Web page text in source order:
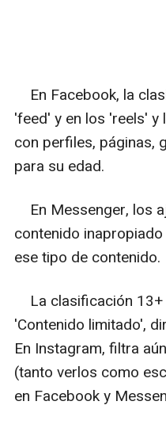
En Facebook, la
'feed' y en los 'reels'
con perfiles, páginas,
para su edad.
En Messenger, los
contenido
ese tipo de contenido.
La clasificación 13+
'Contenido limitado',
En Instagram, filtra
(tanto verlos como
en Facebook y